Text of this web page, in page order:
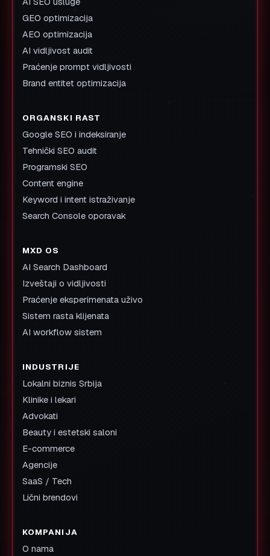
GEO optimizacija
AEO optimizacija
AI vidljivost audit
Praćenje prompt vidljivosti
Brand entitet optimizacija
ORGANSKI RAST
Google SEO i indeksiranje
Tehnički SEO audit
Programski SEO
Content engine
Keyword i intent istraživanje
Search Console oporavak
MXD OS
AI Search Dashboard
Izveštaji o vidljivosti
Praćenje eksperimenata uživo
Sistem rasta klijenata
AI workflow sistem
INDUSTRIJE
Lokalni biznis Srbija
Klinike i lekari
Advokati
Beauty i estetski saloni
E-commerce
Agencije
SaaS / Tech
Lični brendovi
KOMPANIJA
O nama